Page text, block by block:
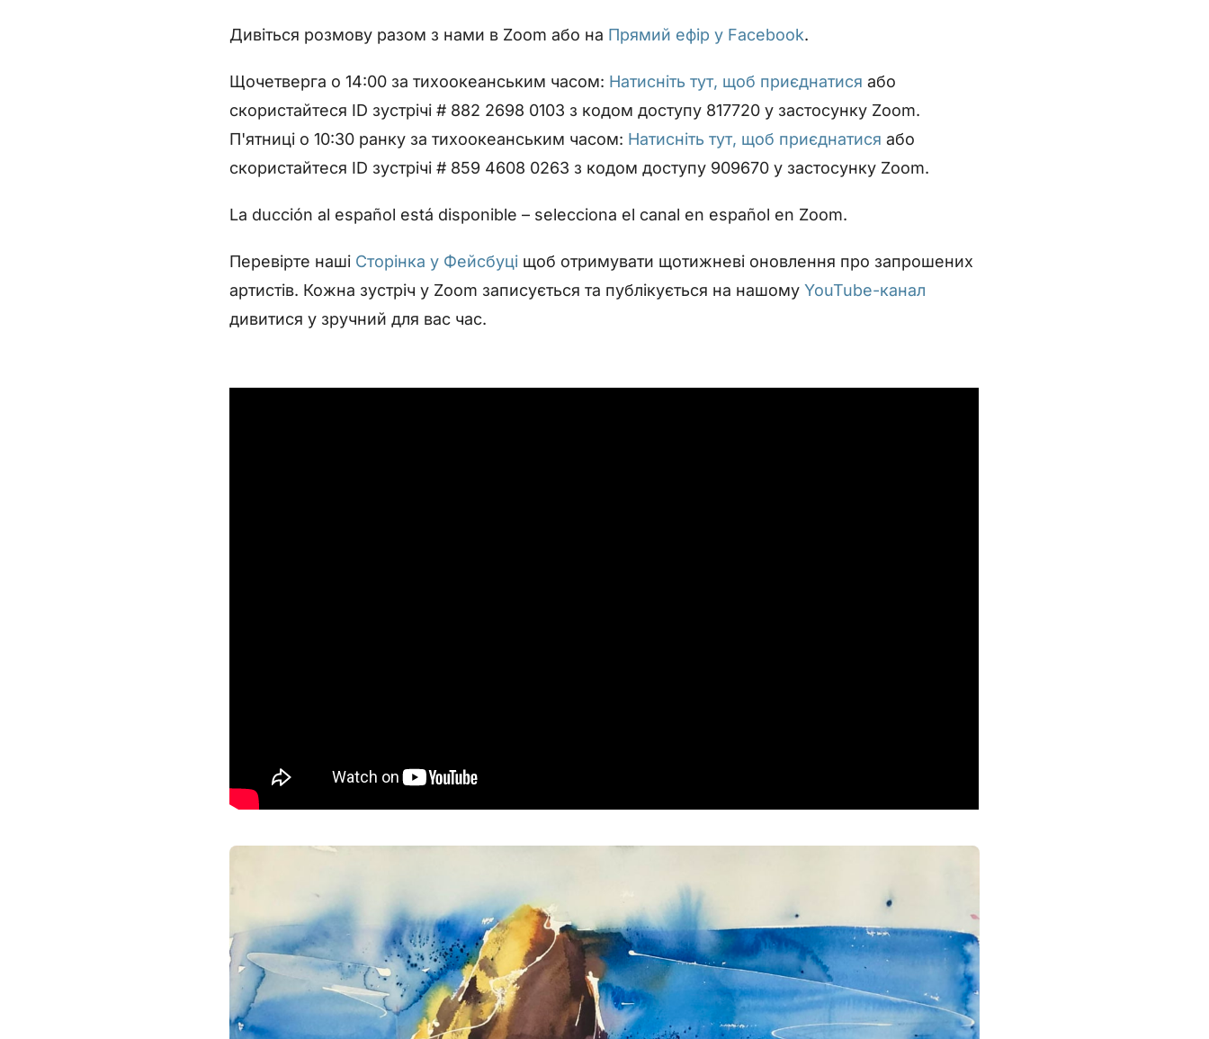
Дивіться розмову разом з нами в Zoom або на Прямий ефір у Facebook.
Щочетверга о 14:00 за тихоокеанським часом: Натисніть тут, щоб приєднатися або
скористайтеся ID зустрічі # 882 2698 0103 з кодом доступу 817720 у застосунку Zoom.
П'ятниці о 10:30 ранку за тихоокеанським часом: Натисніть тут, щоб приєднатися або
скористайтеся ID зустрічі # 859 4608 0263 з кодом доступу 909670 у застосунку Zoom.
La ducción al español está disponible – selecciona el canal en español en Zoom.
Перевірте наші Сторінка у Фейсбуці щоб отримувати щотижневі оновлення про запрошених
артистів. Кожна зустріч у Zoom записується та публікується на нашомуYouTube-канал
дивитися у зручний для вас час.